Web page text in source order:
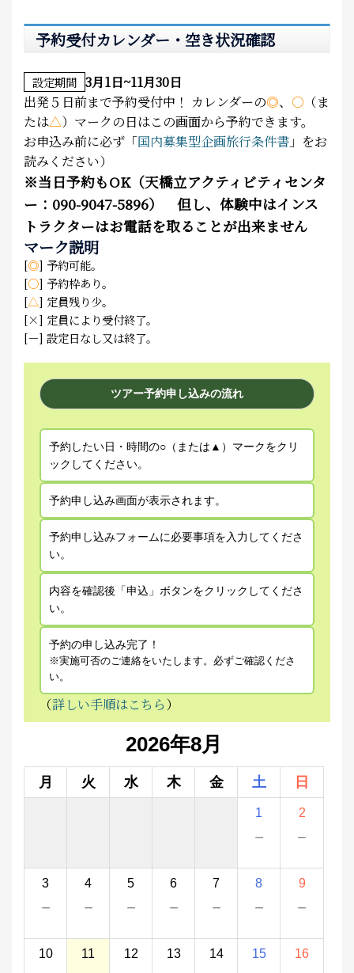
予約受付カレンダー・空き状況確認
設定期間 3月1日~11月30日
出発５日前まで予約受付中！ カレンダーの◎、 ○ （ま
たは△）マークの日はこの画面から予約できます。
お申込み前に必ず「国内募集型企画旅行条件書 」をお
読みください）
※当日予約もOK（天橋立アクティビティセンタ
ー：090-9047-5896） 但し、体験中はインス
トラクターはお電話を取ることが出来ません
マーク説明
[◎] 予約可能。
[○] 予約枠あり。
[△] 定員残り少。
[×] 定員により受付終了。
[－] 設定日なし又は終了。
ツアー予約申し込みの流れ
予約したい日・時間の○（または▲）マークをクリ
ックしてください。
予約申し込み画面が表示されます。
予約申し込みフォームに必要事項を入力してくださ
い。
内容を確認後「申込」ボタンをクリックしてくださ
い。
予約の申し込み完了！
※実施可否のご連絡をいたします。必ずご確認くださ
い。
（詳しい手順はこちら）
2026年8月
月 火 水 木 金 土 日
1
－
2
－
3
－
4
－
5
－
6
－
7
－
8
－
9
－
10 11 12 13 14 15 16